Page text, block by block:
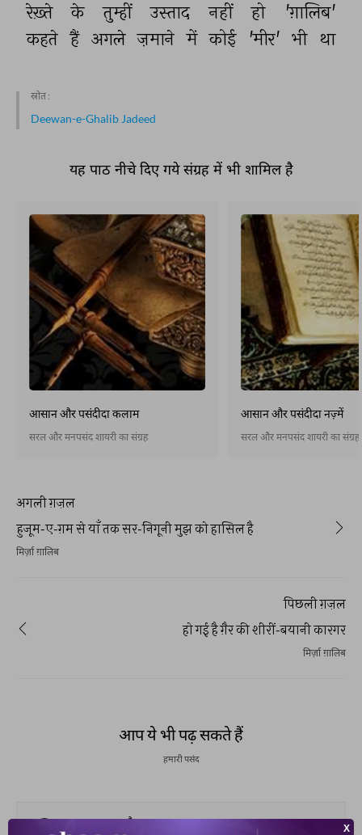
रेख़्ते के तुम्हीं उस्ताद नहीं हो
'ग़ालिब'
कहते हैं अगले ज़माने में कोई 'मीर' भी था
स्रोत :
Deewan-e-Ghalib Jadeed
यह पाठ नीचे दिए गये संग्रह में भी शामिल है
आसान और पसंदीदा कलाम
सरल और मनपसंद शायरी का संग्रह
आसान और पसंदीदा नज़्में
सरल और मनपसंद शायरी का संग्रह
अगली ग़ज़ल
हुजूम-ए-ग़म से याँ तक सर-निगूनी मुझ को हासिल है
मिर्ज़ा ग़ालिब
पिछली ग़ज़ल
हो गई है ग़ैर की शीरीं-बयानी कारगर
मिर्ज़ा ग़ालिब
आप ये भी पढ़ सकते हैं
हमारी पसंद
सुख़न मुश्ताक़ है आलम हमारा